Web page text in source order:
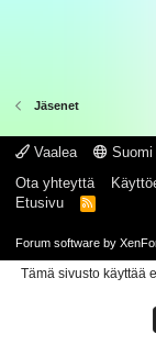
Jäsenet
Vaalea
Ota yhteyttä
Etusivu
R
Forum software by
Tämä sivusto käyttää